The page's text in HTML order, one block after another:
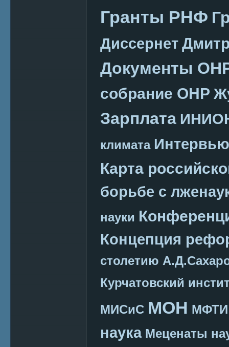
Гранты РНФ
Диссернет
Документы
собрание ОНР
Зарплата
климата Интервью
Карта
борьбе с
науки
Концепция
столетию
Курчатовский
МИСиС МОН МФТИ
наука Меценаты